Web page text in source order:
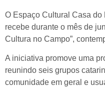
O Espaço Cultural Casa
recebe durante o mês de
Cultura no Campo”,
A iniciativa promove uma
reunindo seis grupos
comunidade em geral e